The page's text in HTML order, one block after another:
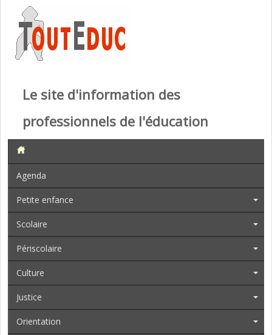
Le site d'information des
professionnels de l'éducation
Agenda
Petite enfance
Scolaire
Périscolaire
Culture
Justice
Orientation